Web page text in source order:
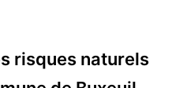
risques naturels